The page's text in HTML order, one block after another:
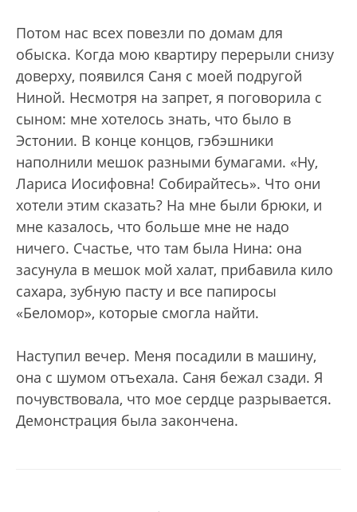
Потом нас всех повезли по домам для
обыска. Когда мою квартиру перерыли снизу
доверху, появился Саня с моей подругой
Ниной. Несмотря на запрет, я поговорила с
сыном: мне хотелось знать, что было в
Эстонии. В конце концов, гэбэшники
наполнили мешок разными бумагами. «Ну,
Лариса Иосифовна! Собирайтесь». Что они
хотели этим сказать? На мне были брюки, и
мне казалось, что больше мне не надо
ничего. Счастье, что там была Нина: она
засунула в мешок мой халат, прибавила кило
сахара, зубную пасту и все папиросы
«Беломор», которые смогла найти.
Наступил вечер. Меня посадили в машину,
она с шумом отъехала. Саня бежал сзади. Я
почувствовала, что мое сердце разрывается.
Демонстрация была закончена.